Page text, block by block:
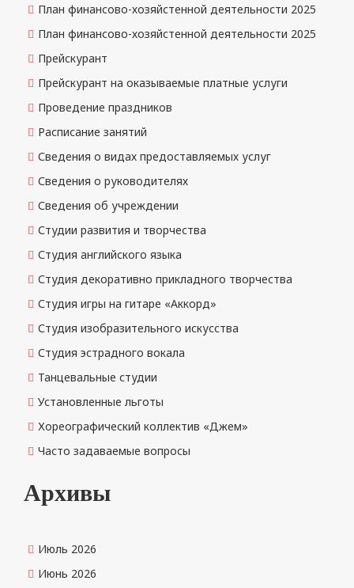
План финансово-хозяйстенной деятельности 2025
План финансово-хозяйстенной деятельности 2025
Прейскурант
Прейскурант на оказываемые платные услуги
Проведение праздников
Расписание занятий
Сведения о видах предоставляемых услуг
Сведения о руководителях
Сведения об учреждении
Студии развития и творчества
Студия английского языка
Студия декоративно прикладного творчества
Студия игры на гитаре «Аккорд»
Студия изобразительного искусства
Студия эстрадного вокала
Танцевальные студии
Установленные льготы
Хореографический коллектив «Джем»
Часто задаваемые вопросы
Архивы
Июль 2026
Июнь 2026